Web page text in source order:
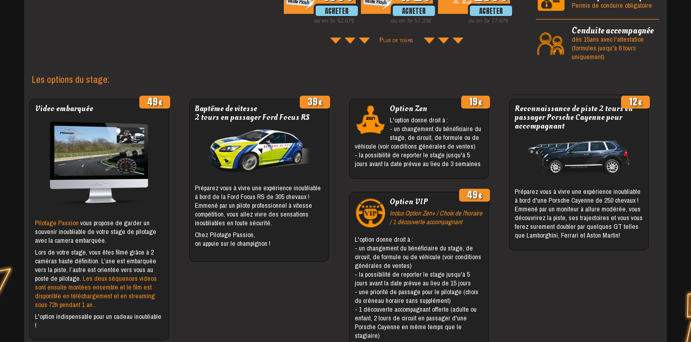
ou en 3x 77.67
ou en 3x 57.33
ou en 3x 52.67
Plus de tours
Permis de conduire obligatoire
Conduite accompagnée
dès 15ans avec l'attestation
(formules jusqu'à 6 tours
uniquement)
Les options du stage:
Video embarquée
49
Pilotage Passionvous propose de garder un
souvenir inoubliable de votre stage de pilotage
avec la camera embarquée.
Lors de votre stage, vous êtes filmé grâce à 2
caméras haute définition. L’une est embarquée
vers la piste, l’autre est orientée vers vous au
poste de pilotage.Les deux séquences videos
sont ensuite montées ensemble et le film est
disponible en téléchargement et en streaming
sous 72h pendant 1 an..
L'option indispensable pour un cadeau inoubliable
!
Baptême de vitesse
2 tours en passager Ford Focus RS
39
Préparez vous à vivre une expérience inoubliable
à bord de la Ford Focus RS de 305 chevaux !
Emmené par un pilote professionnel à vitesse
compétition, vous allez vivre des sensations
inoubliables en toute sécurité.
Chez Pilotage Passion,
on appuie sur le champignon !
Option Zen
19
L'option donne droit à :
- un changement du bénéficiaire du
stage, de circuit, de formule ou de
véhicule (voir conditions générales de ventes)
- la possibilité de reporter le stage jusqu'à 5
jours avant la date prévue au lieu de 3 semaines
Option VIP
49
Inclus Option Zen+ / Choix de l'horaire
/ 1 découverte accompagnant
L'option donne droit à :
- un changement du bénéficiaire du stage, de
circuit, de formule ou de véhicule (voir conditions
générales de ventes)
- la possibilité de reporter le stage jusqu'à 5
jours avant la date prévue au lieu de 15 jours
- une priorité de passage pour le pilotage (choix
du créneau horaire sans supplément)
- 1 découverte accompagnant offerte (adulte ou
enfant, 2 tours de circuit en passager d'une
Porsche Cayenne en même temps que le
stagiaire)
Reconnaissance de piste 2 tours en
passager Porsche Cayenne pour
accompagnant
12
Préparez vous à vivre une expérience inoubliable
à bord d'une Porsche Cayenne de 250 chevaux !
Emmené par un moniteur à allure modérée, vous
découvrirez la piste, ses trajectoires et vous vous
ferez surement doubler par quelques GT telles
que Lamborghini, Ferrari et Aston Martin!